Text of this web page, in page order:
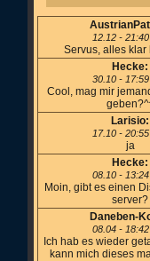
12.12 -
Servus, alles klar
Hecke:
30.10 -
Cool, mag mir
Larisio:
17.10 -
ja
Hecke:
08.10 -
Moin, gibt es einen
server?
Daneben-
08.04 -
Ich hab es wieder
kann mich dieses